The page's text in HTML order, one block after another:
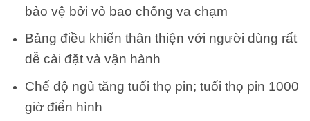
bảo vệ bởi vỏ bao chống va chạm
Bảng điều khiển thân thiện với người dùng rất
dễ cài đặt và vận hành
Chế độ ngủ tăng tuổi thọ pin; tuổi thọ pin 1000
giờ điển hình